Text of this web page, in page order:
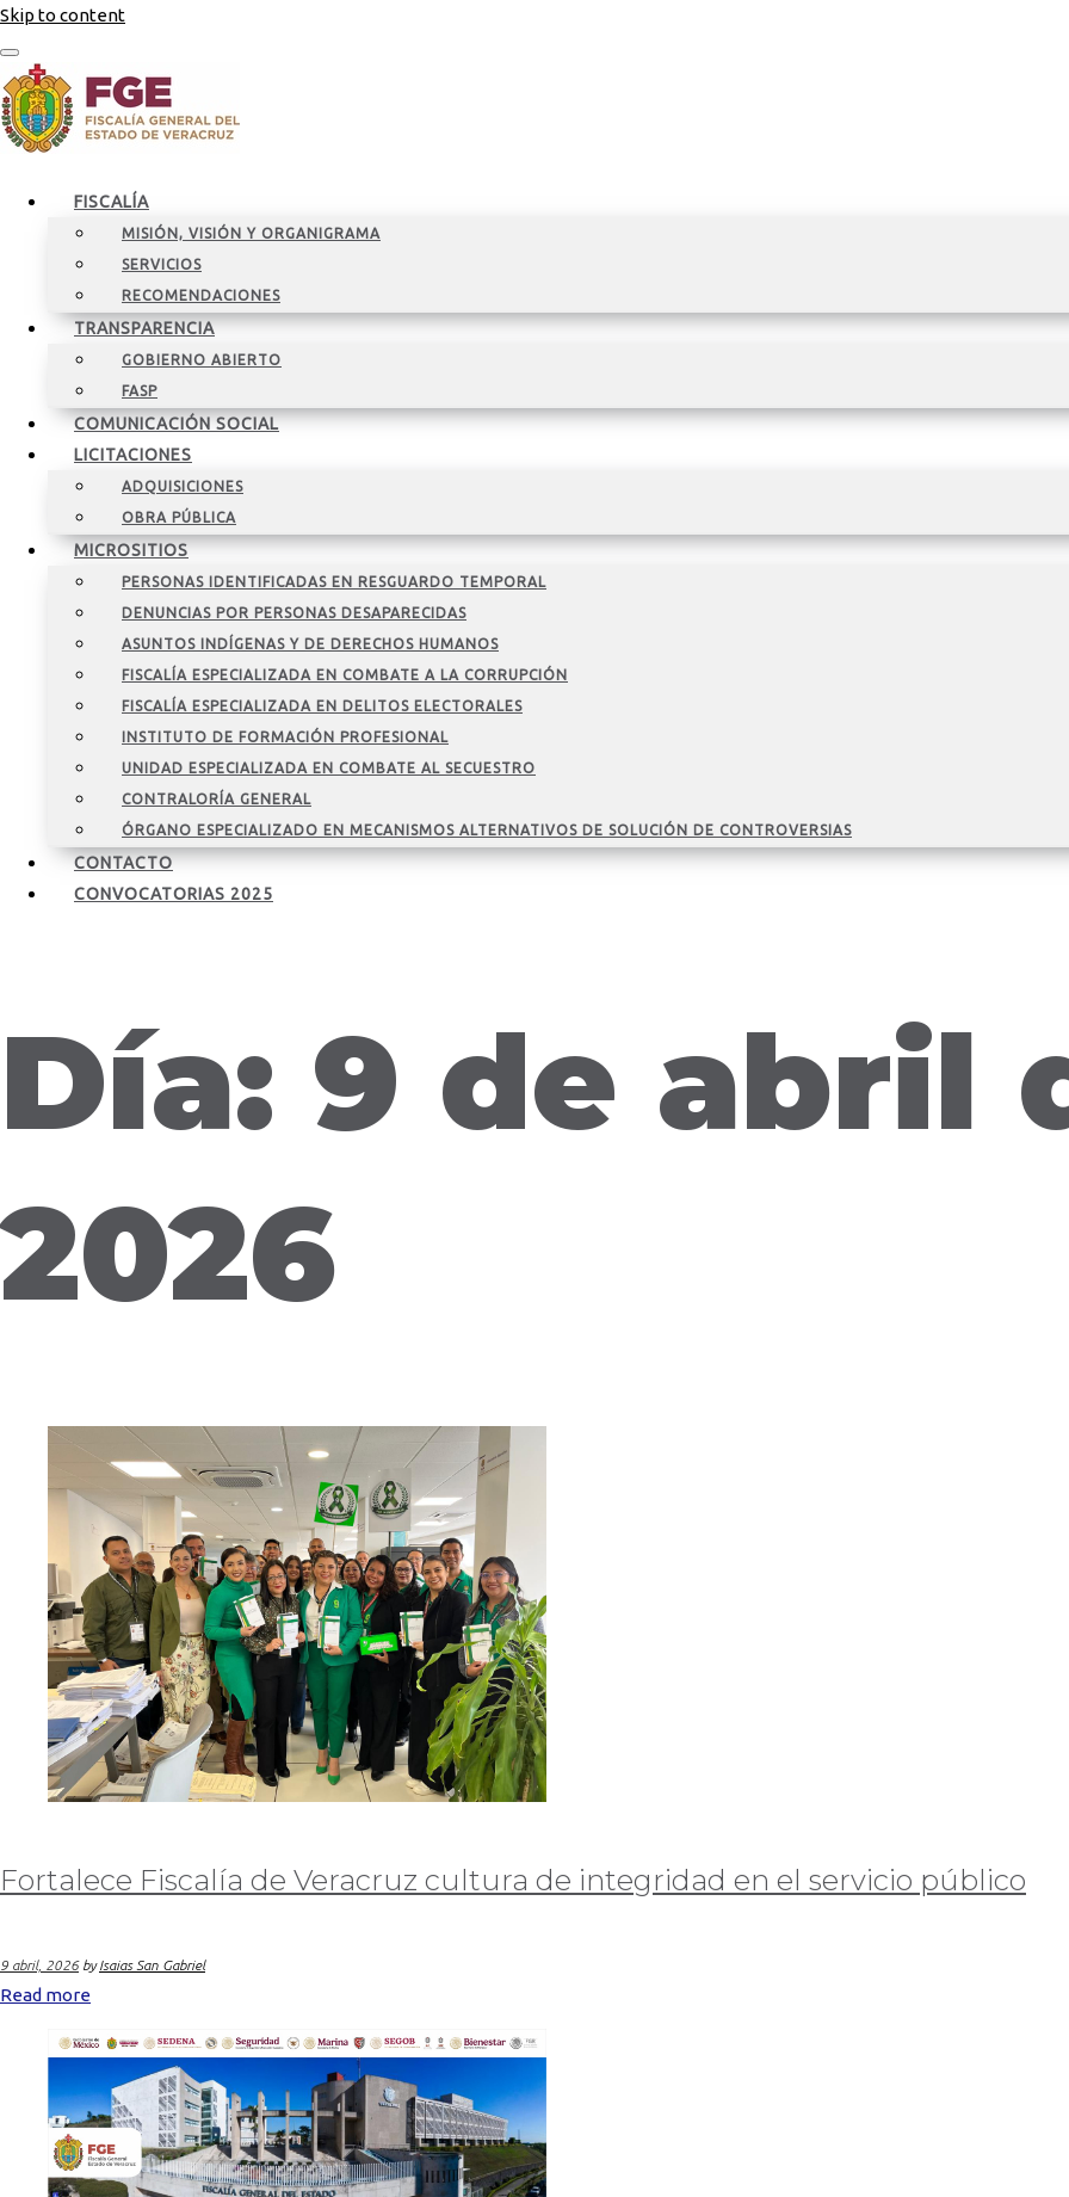
Skip to content
FISCALÍA
MISIÓN, VISIÓN Y ORGANIGRAMA
SERVICIOS
RECOMENDACIONES
TRANSPARENCIA
GOBIERNO ABIERTO
FASP
COMUNICACIÓN SOCIAL
LICITACIONES
ADQUISICIONES
OBRA PÚBLICA
MICROSITIOS
PERSONAS IDENTIFICADAS EN RESGUARDO TEMPORAL
DENUNCIAS POR PERSONAS DESAPARECIDAS
ASUNTOS INDÍGENAS Y DE DERECHOS HUMANOS
FISCALÍA ESPECIALIZADA EN COMBATE A LA CORRUPCIÓN
FISCALÍA ESPECIALIZADA EN DELITOS ELECTORALES
INSTITUTO DE FORMACIÓN PROFESIONAL
UNIDAD ESPECIALIZADA EN COMBATE AL SECUESTRO
CONTRALORÍA GENERAL
ÓRGANO ESPECIALIZADO EN MECANISMOS ALTERNATIVOS DE SOLUCIÓN DE CONTROVERSIAS
CONTACTO
CONVOCATORIAS 2025
Día: 9 de abril
2026
Fortalece Fiscalía de Veracruz cultura de integridad en el servicio público
9 abril, 2026 byIsaias San Gabriel
Read more